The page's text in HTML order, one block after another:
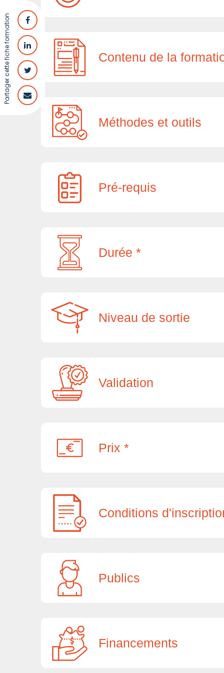
Partager cette fiche formation Contenu de la
Méthodes et outils
Pré-requis
Durée *
Niveau de sortie
Validation
Prix *
Conditions
Publics
Financements